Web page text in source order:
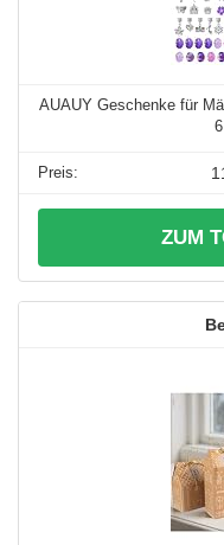
AUAUY Geschenke für
ZUM